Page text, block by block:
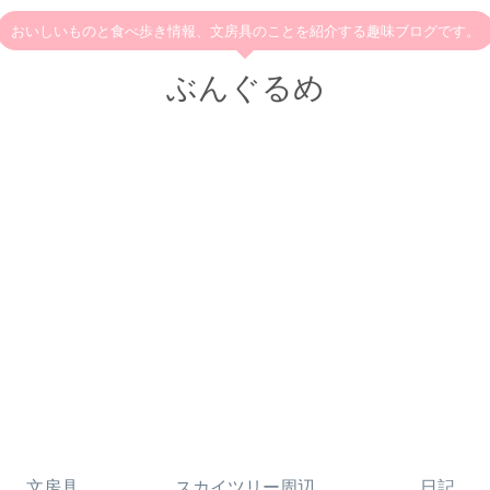
おいしいものと食べ歩き情報、文房具のことを紹介する趣味ブログです。
ぶんぐるめ